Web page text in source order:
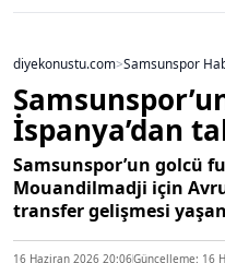
diyekonustu.com>Samsunspor
İspanya’dan
Samsunspor’un golcü
Mouandilmadji için
transfer gelişmesi
16 Haziran 2026 20:06Güncelleme: 16